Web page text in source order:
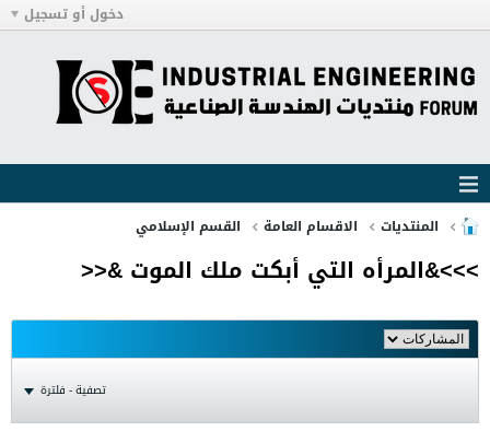
دخول أو تسجيل
المنتديات الاقسام العامة القسم الإسلامي
>>>&المرأه التي أبكت ملك الموت &<<
تصفية - فلترة